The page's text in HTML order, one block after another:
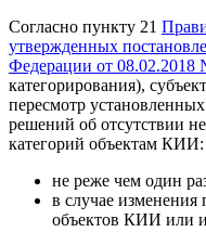
Согласно пункту 21
утвержденных
Федерации от 08.02.2018
категорирования),
пересмотр
решений об отсутствии
категорий объектам КИИ:
не реже чем один
в случае изменения
объектов КИИ или